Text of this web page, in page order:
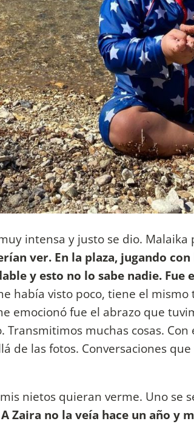
intensa y justo se dio.
ver. En la plaza, jugando con
y esto no lo sabe nadie. Fue
había visto poco, tiene el
emocionó fue el abrazo que
muchas cosas. Con
de las fotos. Conversaciones
nietos quieran verme. Uno se
A Zaira no la veía hace un año y